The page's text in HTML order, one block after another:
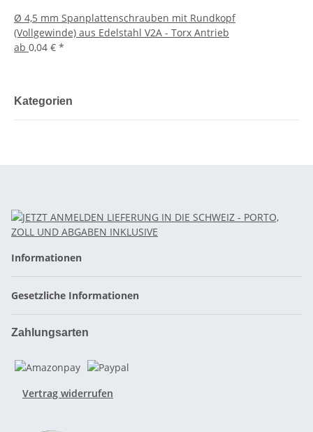
Ø 4,5 mm Spanplattenschrauben mit Rundkopf
(Vollgewinde) aus Edelstahl V2A - Torx Antrieb
ab 0,04 € *
Kategorien
Informationen
Gesetzliche Informationen
Zahlungsarten
Vertrag widerrufen